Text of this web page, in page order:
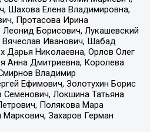
Шахова Елена Владимировна,
Протасова Ирина
Леонид Борисович, Лукашевский
Вячеслав Иванович, Шабад
Дарья Николаевна, Орлов Олег
Анна Дмитриевна, Королева
Владимир
Ефимович, Золотухин Борис
Локшина Татьяна
Полякова Мара
Захаров Герман